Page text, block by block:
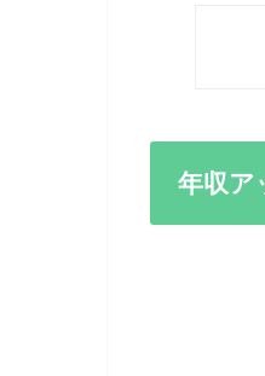
年収ア